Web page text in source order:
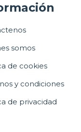
somos
de cookies
y condiciones
de privacidad